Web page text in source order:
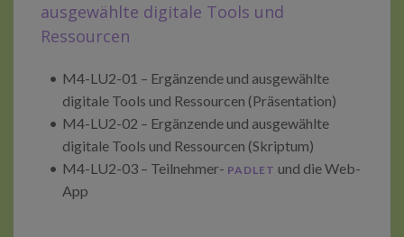
ausgewählte digitale Tools und
Ressourcen
M4-LU2-01 – Ergänzende und ausgewählte
digitale Tools und Ressourcen (Präsentation)
M4-LU2-02 – Ergänzende und ausgewählte
digitale Tools und Ressourcen (Skriptum)
M4-LU2-03 – Teilnehmer- PADLET und die Web-
App